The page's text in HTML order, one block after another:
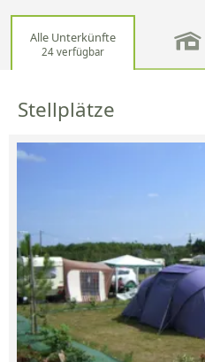
Alle Unterkünfte
24 verfügbar
Stellplätze